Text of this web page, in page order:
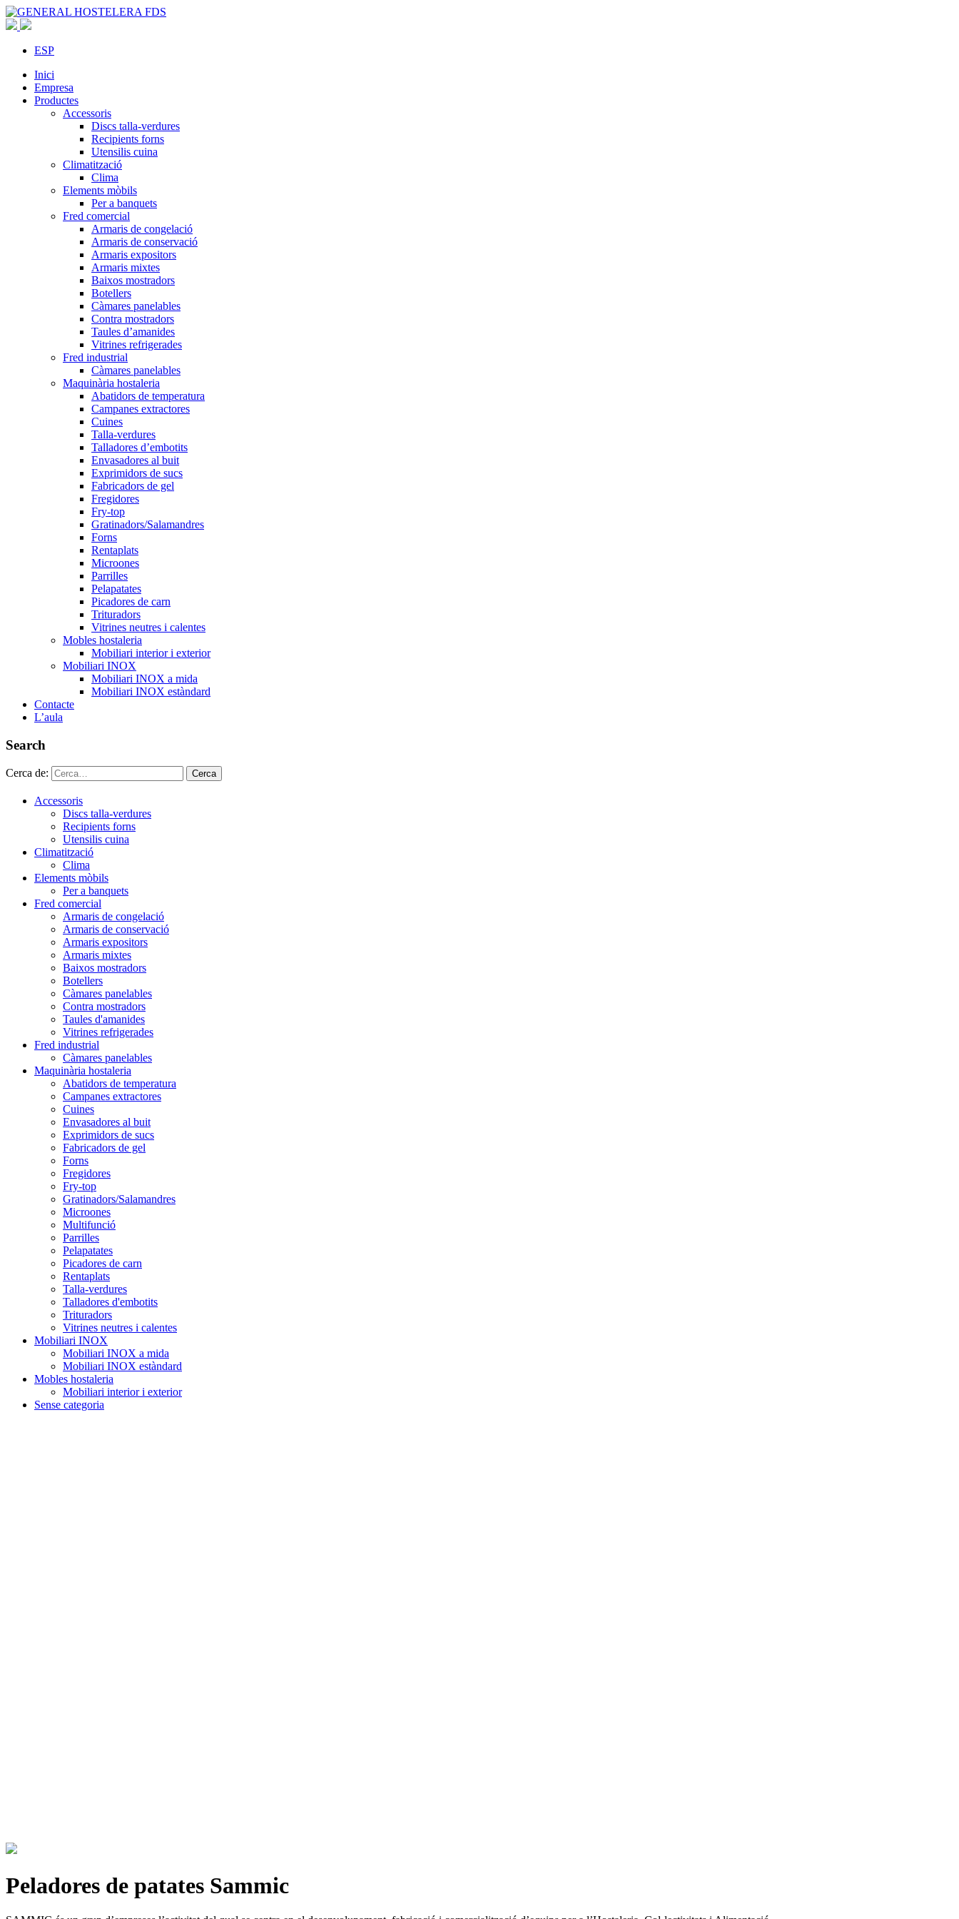
ESP
Inici
Empresa
Productes
Accessoris
Discs talla-verdures
Recipients forns
Utensilis cuina
Climatització
Clima
Elements mòbils
Per a banquets
Fred comercial
Armaris de congelació
Armaris de conservació
Armaris expositors
Armaris mixtes
Baixos mostradors
Botellers
Càmares panelables
Contra mostradors
Taules d’amanides
Vitrines refrigerades
Fred industrial
Càmares panelables
Maquinària hostaleria
Abatidors de temperatura
Campanes extractores
Cuines
Talla-verdures
Talladores d’embotits
Envasadores al buit
Exprimidors de sucs
Fabricadors de gel
Fregidores
Fry-top
Gratinadors/Salamandres
Forns
Rentaplats
Microones
Parrilles
Pelapatates
Picadores de carn
Trituradors
Vitrines neutres i calentes
Mobles hostaleria
Mobiliari interior i exterior
Mobiliari INOX
Mobiliari INOX a mida
Mobiliari INOX estàndard
Contacte
L’aula
Search
Cerca de: Cerca
Accessoris
Discs talla-verdures
Recipients forns
Utensilis cuina
Climatització
Clima
Elements mòbils
Per a banquets
Fred comercial
Armaris de congelació
Armaris de conservació
Armaris expositors
Armaris mixtes
Baixos mostradors
Botellers
Càmares panelables
Contra mostradors
Taules d'amanides
Vitrines refrigerades
Fred industrial
Càmares panelables
Maquinària hostaleria
Abatidors de temperatura
Campanes extractores
Cuines
Envasadores al buit
Exprimidors de sucs
Fabricadors de gel
Forns
Fregidores
Fry-top
Gratinadors/Salamandres
Microones
Multifunció
Parrilles
Pelapatates
Picadores de carn
Rentaplats
Talla-verdures
Talladores d'embotits
Trituradors
Vitrines neutres i calentes
Mobiliari INOX
Mobiliari INOX a mida
Mobiliari INOX estàndard
Mobles hostaleria
Mobiliari interior i exterior
Sense categoria
Peladores de patates Sammic